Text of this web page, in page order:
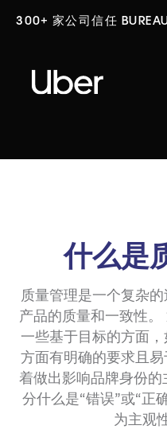
300+ 家公司信任
什么是
质量管理是一个复杂
产品的质量和一致性
一些基于目标的方面
方面有明确的要求且
着做出影响品牌身份
分什么是“错误”或“正
为主观